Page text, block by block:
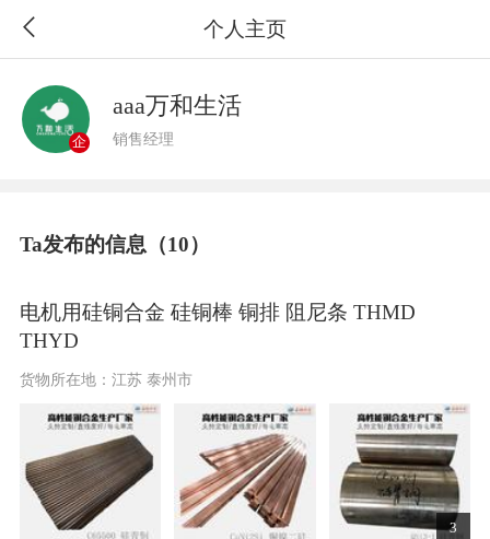
企
aaa万和生活
销售经理
Ta发布的信息（10）
电机用硅铜合金 硅铜棒 铜排 阻尼条 THMD
THYD
货物所在地：江苏 泰州市
3
个人主页